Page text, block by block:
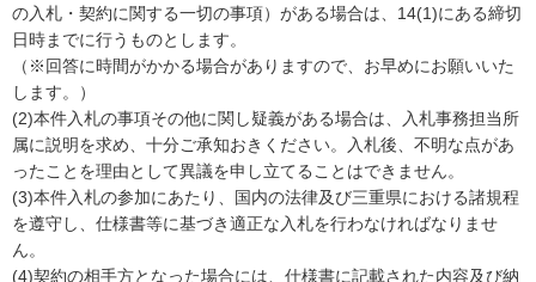
の入札・契約に関する一切の事項）がある場合は、14(1)にある締切
日時までに行うものとします。
（※回答に時間がかかる場合がありますので、お早めにお願いいた
します。）
(2)本件入札の事項その他に関し疑義がある場合は、入札事務担当所
属に説明を求め、十分ご承知おきください。入札後、不明な点があ
ったことを理由として異議を申し立てることはできません。
(3)本件入札の参加にあたり、国内の法律及び三重県における諸規程
を遵守し、仕様書等に基づき適正な入札を行わなければなりませ
ん。
(4)契約の相手方となった場合には、仕様書に記載された内容及び納